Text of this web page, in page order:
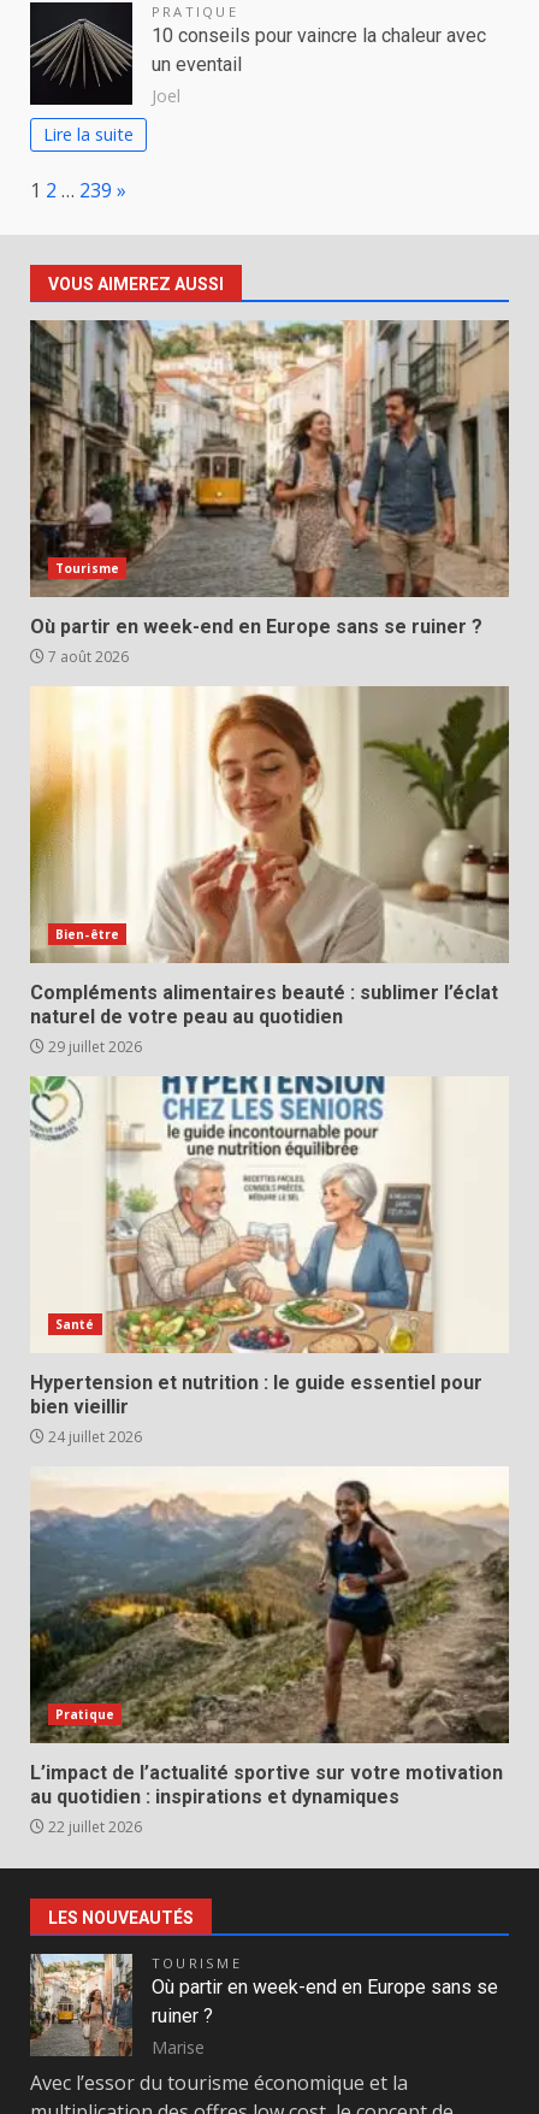
PRATIQUE
10 conseils pour vaincre la chaleur avec
un eventail
Joel
Lire la suite
Page:
1 2 … 239 Next
»
VOUS AIMEREZ AUSSI
Tourisme
Où partir en week-end en Europe sans se ruiner ?
7 août 2026
Bien-être
Compléments alimentaires beauté : sublimer l’éclat
naturel de votre peau au quotidien
29 juillet 2026
Santé
Hypertension et nutrition : le guide essentiel pour
bien vieillir
24 juillet 2026
Pratique
L’impact de l’actualité sportive sur votre motivation
au quotidien : inspirations et dynamiques
22 juillet 2026
LES NOUVEAUTÉS
TOURISME
Où partir en week-end en Europe sans se
ruiner ?
Marise
Avec l’essor du tourisme économique et la